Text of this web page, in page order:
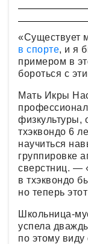
«Существует
в спорте, и я
примером в
бороться с
Мать Икры
физкультуры,
тхэквондо 6
научиться
группировке
сверстниц. —
в тхэквондо
но теперь
Школьница-
успела
по этому